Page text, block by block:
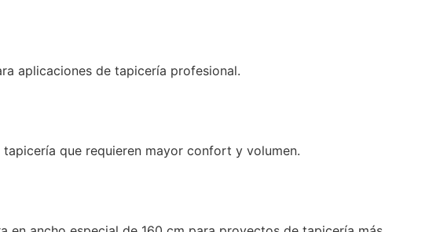
aplicaciones de tapicería profesional.
que requieren mayor confort y volumen.